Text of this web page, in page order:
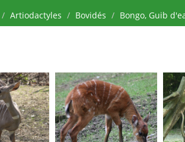
Artiodactyles Bovidés Bongo, Guib